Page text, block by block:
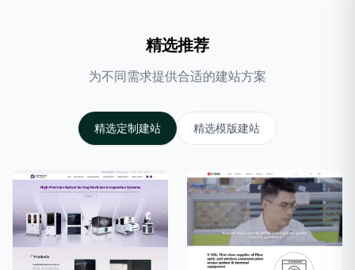
精选推荐
为不同需求提供合适的建站方案
精选定制建站 精选模版建站